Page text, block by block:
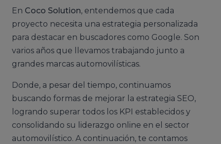
En Coco Solution, entendemos que cada
proyecto necesita una estrategia personalizada
para destacar en buscadores como Google. Son
varios años que llevamos trabajando junto a
grandes marcas automovilísticas.
Donde, a pesar del tiempo, continuamos
buscando formas de mejorar la estrategia SEO,
logrando superar todos los KPI establecidos y
consolidando su liderazgo online en el sector
automovilístico. A continuación, te contamos